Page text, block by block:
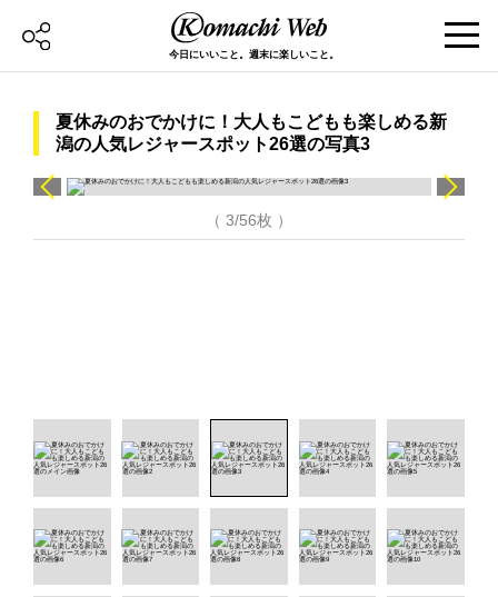
今日にいいこと。週末に楽しいこと。
夏休みのおでかけに！大人もこどもも楽しめる新
潟の人気レジャースポット26選の写真3
（ 3/56枚 ）